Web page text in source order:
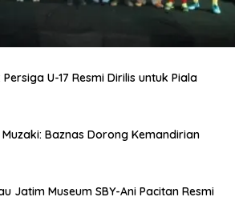
U-17 Resmi Dirilis untuk Piala
Baznas Dorong Kemandirian
Jatim Museum SBY-Ani Pacitan Resmi